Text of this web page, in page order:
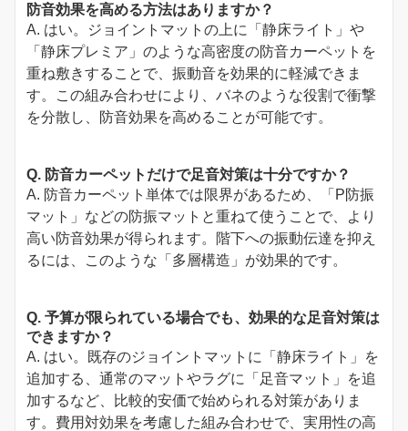
防音効果を高める方法はありますか？
A. はい。ジョイントマットの上に「静床ライト」や
「静床プレミア」のような高密度の防音カーペットを
重ね敷きすることで、振動音を効果的に軽減できま
す。この組み合わせにより、バネのような役割で衝撃
を分散し、防音効果を高めることが可能です。
Q. 防音カーペットだけで足音対策は十分ですか？
A. 防音カーペット単体では限界があるため、「P防振
マット」などの防振マットと重ねて使うことで、より
高い防音効果が得られます。階下への振動伝達を抑え
るには、このような「多層構造」が効果的です。
Q. 予算が限られている場合でも、効果的な足音対策は
できますか？
A. はい。既存のジョイントマットに「静床ライト」を
追加する、通常のマットやラグに「足音マット」を追
加するなど、比較的安価で始められる対策がありま
す。費用対効果を考慮した組み合わせで、実用性の高